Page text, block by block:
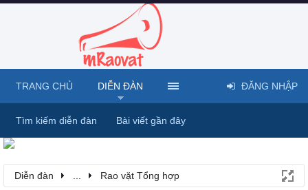
Diễn đàn Rao vặt Tổng hợp
TRANG CHỦ DIỄN ĐÀN
Tìm kiếm diễn đàn Bài viết gần đây
ĐĂNG NHẬP